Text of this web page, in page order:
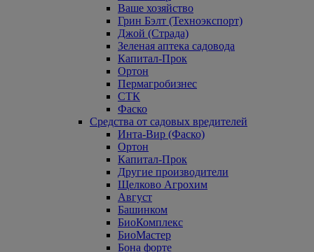
Ваше хозяйство
Грин Бэлт (Техноэкспорт)
Джой (Страда)
Зеленая аптека садовода
Капитал-Прок
Ортон
Пермагробизнес
СТК
Фаско
Средства от садовых вредителей
Инта-Вир (Фаско)
Ортон
Капитал-Прок
Другие производители
Щелково Агрохим
Август
Башинком
БиоКомплекс
БиоМастер
Бона форте